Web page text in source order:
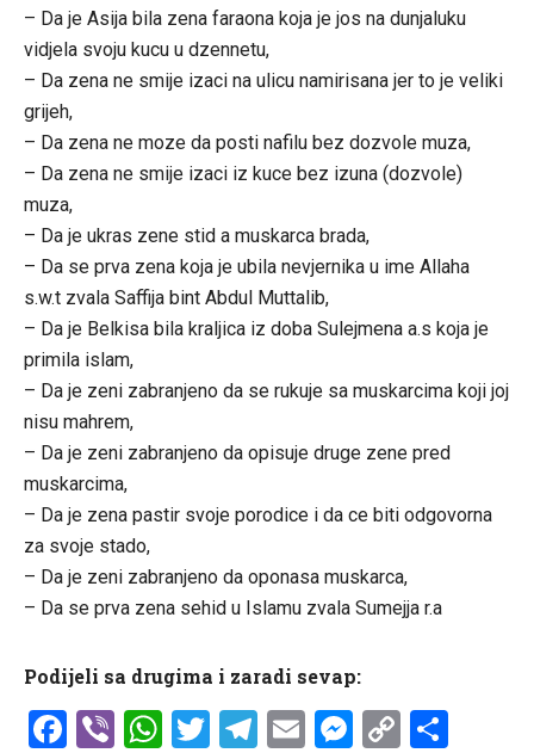
– Da je Asija bila zena faraona koja je jos na dunjaluku
vidjela svoju kucu u dzennetu,
– Da zena ne smije izaci na ulicu namirisana jer to je veliki
grijeh,
– Da zena ne moze da posti nafilu bez dozvole muza,
– Da zena ne smije izaci iz kuce bez izuna (dozvole)
muza,
– Da je ukras zene stid a muskarca brada,
– Da se prva zena koja je ubila nevjernika u ime Allaha
s.w.t zvala Saffija bint Abdul Muttalib,
– Da je Belkisa bila kraljica iz doba Sulejmena a.s koja je
primila islam,
– Da je zeni zabranjeno da se rukuje sa muskarcima koji joj
nisu mahrem,
– Da je zeni zabranjeno da opisuje druge zene pred
muskarcima,
– Da je zena pastir svoje porodice i da ce biti odgovorna
za svoje stado,
– Da je zeni zabranjeno da oponasa muskarca,
– Da se prva zena sehid u Islamu zvala Sumejja r.a
Podijeli sa drugima i zaradi sevap:
Facebook
ViberWhatsApp
Twitter
Telegram
EmailCopy